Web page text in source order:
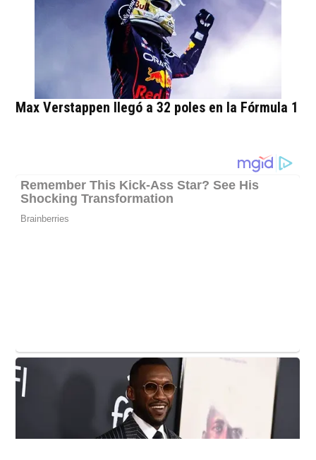
Max Verstappen llegó a 32 poles en la Fórmula 1